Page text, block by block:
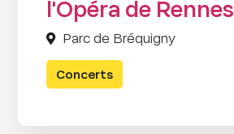
l'Opéra de Rennes
Parc de Bréquigny
Concerts